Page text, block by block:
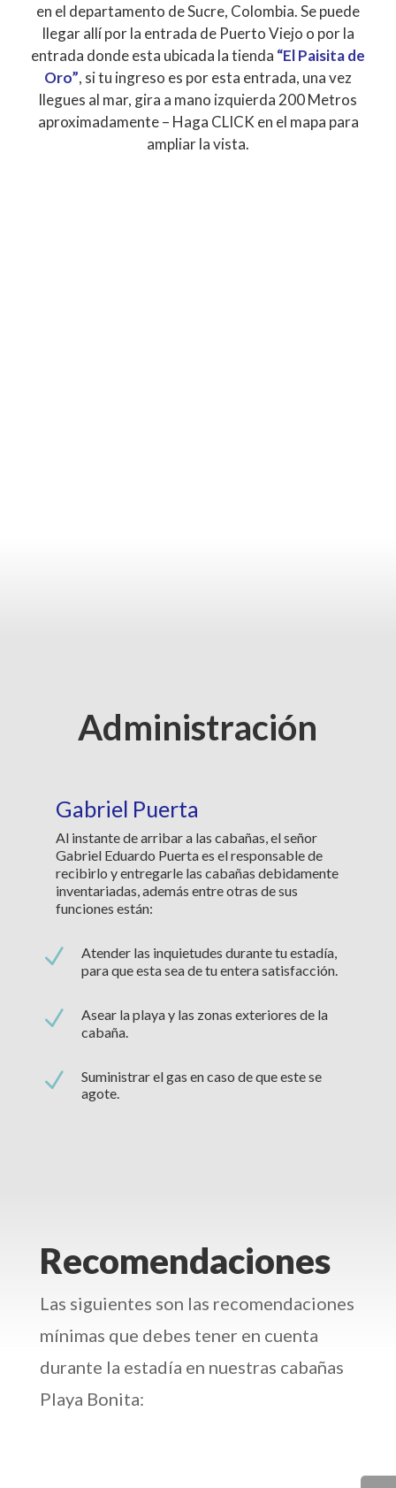
en el departamento de Sucre, Colombia. Se puede
llegar allí por la entrada de Puerto Viejo o por la
entrada donde esta ubicada la tienda “El Paisita de
Oro”, si tu ingreso es por esta entrada, una vez
llegues al mar, gira a mano izquierda 200 Metros
aproximadamente – Haga CLICK en el mapa para
ampliar la vista.
Administración
Gabriel Puerta
Al instante de arribar a las cabañas, el señor
Gabriel Eduardo Puerta es el responsable de
recibirlo y entregarle las cabañas debidamente
inventariadas, además entre otras de sus
funciones están:
N
Atender las inquietudes durante tu estadía,
para que esta sea de tu entera satisfacción.
N
Asear la playa y las zonas exteriores de la
cabaña.
N
Suministrar el gas en caso de que este se
agote.
Recomendaciones
Las siguientes son las recomendaciones
mínimas que debes tener en cuenta
durante la estadía en nuestras cabañas
Playa Bonita: